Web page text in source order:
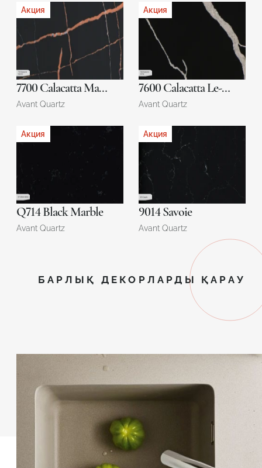
Акция
7700 Calacatta Marseille
Avant Quartz
Акция
7600 Calacatta Le-Nord
Avant Quartz
Акция
Q714 Black Marble
Avant Quartz
Акция
9014 Savoie
Avant Quartz
БАРЛЫҚ ДЕКОРЛАРДЫ ҚАРАУ